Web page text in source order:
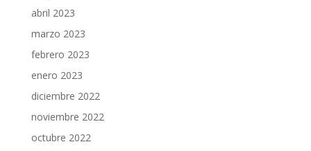
abril 2023
marzo 2023
febrero 2023
enero 2023
diciembre 2022
noviembre 2022
octubre 2022